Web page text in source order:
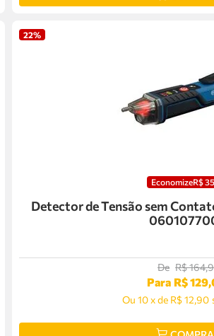
22%
EconomizeR$35
Detector de Tensão sem
De R$164,
Para R$129,
Ou 10xde R$ 12,90